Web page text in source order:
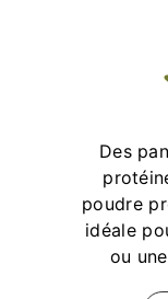
Des
poudre
idéale
ou